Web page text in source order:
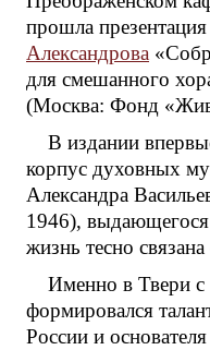
прошла
Александрова
для смешанного
(Москва: Фонд
В издании
корпус духовных
Александра
1946), выдающегося
жизнь тесно
Именно в Твери
формировался
России и